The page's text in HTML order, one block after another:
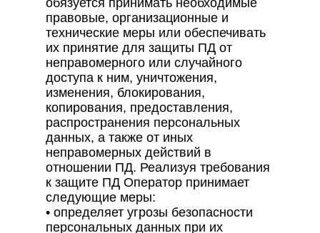
обязуется принимать необходимые
правовые, организационные и
технические меры или обеспечивать
их принятие для защиты ПД от
неправомерного или случайного
доступа к ним, уничтожения,
изменения, блокирования,
копирования, предоставления,
распространения персональных
данных, а также от иных
неправомерных действий в
отношении ПД. Реализуя требования
к защите ПД Оператор принимает
следующие меры:
• определяет угрозы безопасности
персональных данных при их